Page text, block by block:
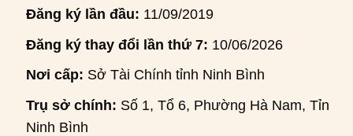
Đăng ký lần đầu: 11/09/2019
Đăng ký thay đổi lần thứ 7: 10/06/2026
Nơi cấp: Sở Tài Chính tỉnh Ninh Bình
Trụ sở chính: Số 1, Tổ 6, Phường Hà Nam, Tỉnh
Ninh Bình